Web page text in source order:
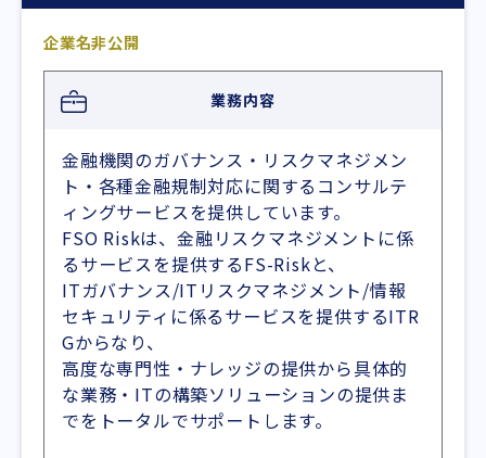
企業名非公開
業務内容
金融機関のガバナンス・リスクマネジメン
ト・各種金融規制対応に関するコンサルテ
ィングサービスを提供しています。
FSO Riskは、金融リスクマネジメントに係
るサービスを提供するFS-Riskと、
ITガバナンス/ITリスクマネジメント/情報
セキュリティに係るサービスを提供するITR
Gからなり、
高度な専門性・ナレッジの提供から具体的
な業務・ITの構築ソリューションの提供ま
でをトータルでサポートします。